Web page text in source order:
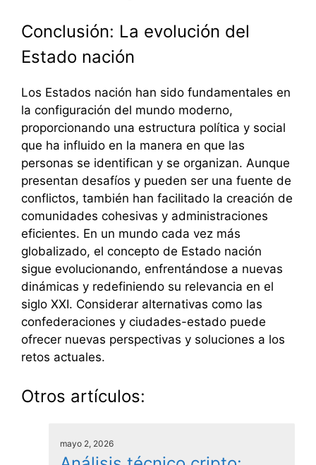
Conclusión: La evolución del
Estado nación
Los Estados nación han sido fundamentales en
la configuración del mundo moderno,
proporcionando una estructura política y social
que ha influido en la manera en que las
personas se identifican y se organizan. Aunque
presentan desafíos y pueden ser una fuente de
conflictos, también han facilitado la creación de
comunidades cohesivas y administraciones
eficientes. En un mundo cada vez más
globalizado, el concepto de Estado nación
sigue evolucionando, enfrentándose a nuevas
dinámicas y redefiniendo su relevancia en el
siglo XXI. Considerar alternativas como las
confederaciones y ciudades-estado puede
ofrecer nuevas perspectivas y soluciones a los
retos actuales.
Otros artículos:
mayo 2, 2026